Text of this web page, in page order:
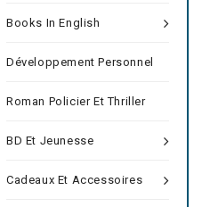
Books In English
Développement Personnel
Roman Policier Et Thriller
BD Et Jeunesse
Cadeaux Et Accessoires